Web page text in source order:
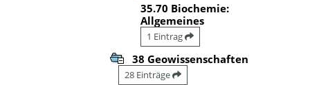
35.70 Biochemie:
Allgemeines
1 Eintrag
38 Geowissenschaften
28 Einträge